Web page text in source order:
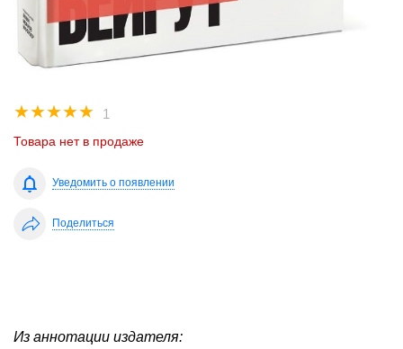
☆
☆
☆
☆
☆ 1
Товара нет в продаже
Уведомить о появлении
Поделиться
Из аннотации издателя: